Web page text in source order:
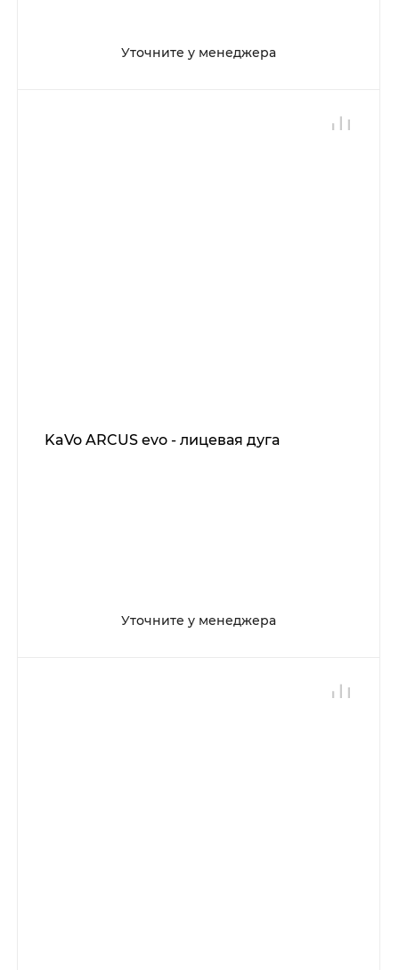
Уточните у менеджера
KaVo ARCUS evo - лицевая дуга
Уточните у менеджера